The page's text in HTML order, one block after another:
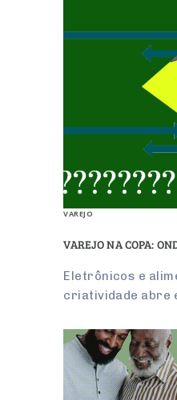
VAREJO
VAREJO NA COPA:
Eletrônicos e
criatividade abre